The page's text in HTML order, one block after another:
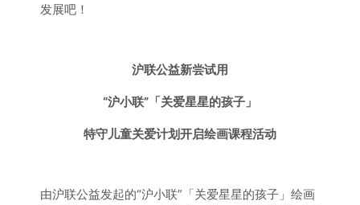
发展吧！
沪联公益新尝试用
“沪小联”「关爱星星的孩子」
特守儿童关爱计划开启绘画课程活动
由沪联公益发起的“沪小联”「关爱星星的孩子」绘画